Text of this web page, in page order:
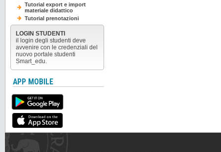
Tutorial export e import
materiale didattico
Tutorial prenotazioni
LOGIN STUDENTI
il login degli studenti deve
avvenire con le credenziali del
nuovo portale studenti
Smart_edu.
APP MOBILE